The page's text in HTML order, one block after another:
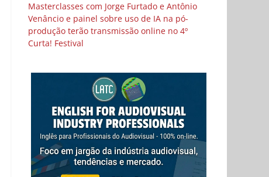
Masterclasses com Jorge Furtado e Antônio
Venâncio e painel sobre uso de IA na pó-
produção terão transmissão online no 4º
Curta! Festival